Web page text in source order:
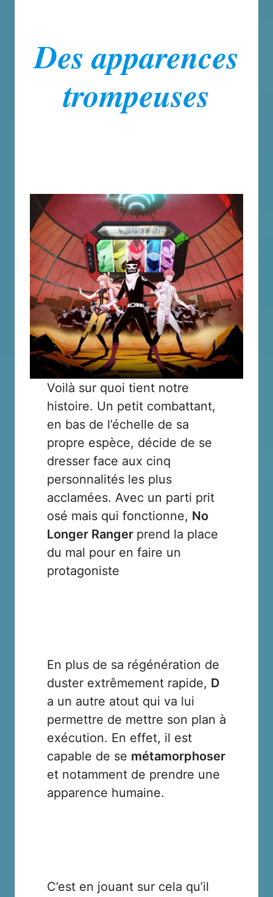
Des apparences
trompeuses
Voilà sur quoi tient notre
histoire. Un petit combattant,
en bas de l’échelle de sa
propre espèce, décide de se
dresser face aux cinq
personnalités les plus
acclamées. Avec un parti prit
osé mais qui fonctionne, No
Longer Ranger prend la place
du mal pour en faire un
protagoniste
En plus de sa régénération de
duster extrêmement rapide, D
a un autre atout qui va lui
permettre de mettre son plan à
exécution. En effet, il est
capable de se métamorphoser
et notamment de prendre une
apparence humaine.
C’est en jouant sur cela qu’il